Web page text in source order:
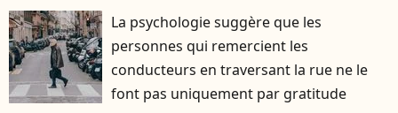
La psychologie suggère que les
personnes qui remercient les
conducteurs en traversant la rue ne le
font pas uniquement par gratitude